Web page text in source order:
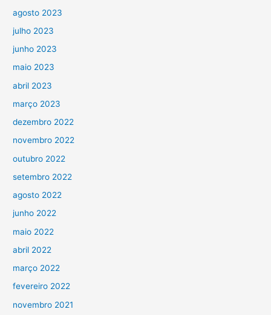
agosto 2023
julho 2023
junho 2023
maio 2023
abril 2023
março 2023
dezembro 2022
novembro 2022
outubro 2022
setembro 2022
agosto 2022
junho 2022
maio 2022
abril 2022
março 2022
fevereiro 2022
novembro 2021